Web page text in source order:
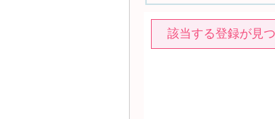
該当する登録が見